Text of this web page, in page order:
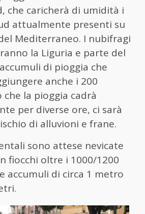
che caricherà di umidità i
attualmente presenti su
Mediterraneo. I nubifragi
la Liguria e parte del
di pioggia che
anche i 200
la pioggia cadrà
per diverse ore, ci sarà
di alluvioni e frane.
sono attese nevicate
fiocchi oltre i 1000/1200
accumuli di circa 1 metro